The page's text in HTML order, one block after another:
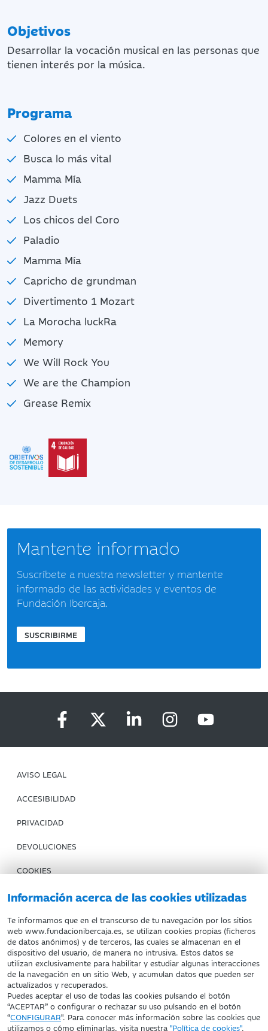
Información acerca de las cookies utilizadas
Te informamos que en el transcurso de tu navegación por los sitios
web www.fundacionibercaja.es, se utilizan cookies propias (ficheros
de datos anónimos) y de terceros, las cuales se almacenan en el
dispositivo del usuario, de manera no intrusiva. Estos datos se
utilizan exclusivamente para habilitar y estudiar algunas interacciones
de la navegación en un sitio Web, y acumulan datos que pueden ser
actualizados y recuperados.
Puedes aceptar el uso de todas las cookies pulsando el botón
“ACEPTAR” o configurar o rechazar su uso pulsando en el botón
“CONFIGURAR". Para conocer más información sobre las cookies que
utilizamos o cómo eliminarlas, visita nuestra "Política de cookies".
Objetivos
Desarrollar la vocación musical en las personas que
tienen interés por la música.
Programa
Colores en el viento
Busca lo más vital
Mamma Mía
Jazz Duets
Los chicos del Coro
Paladio
Mamma Mía
Capricho de grundman
Divertimento 1 Mozart
La Morocha luckRa
Memory
We Will Rock You
We are the Champion
Grease Remix
Mantente informado
Suscríbete a nuestra newsletter y mantente
informado de las actividades y eventos de
Fundación Ibercaja.
SUSCRIBIRME
AVISO LEGAL
ACCESIBILIDAD
PRIVACIDAD
DEVOLUCIONES
COOKIES
CONDICIONES DE COMPRA
IBERCAJA BANCO
Fundación Bancaria Ibercaja. C.I.F. G-50000652.
Inscrita en el Registro de Fundaciones del Mº de Educación,
Cultura y Deporte con el nº 1689.
Domicilio social: Joaquín Costa, 13. 50001 Zaragoza.